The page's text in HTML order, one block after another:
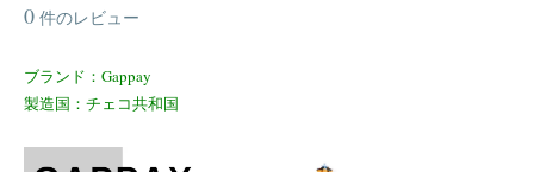
0 件のレビュー
ブランド：Gappay
製造国：チェコ共和国